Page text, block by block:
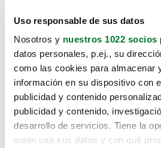
Uso responsable de sus datos
Nosotros y nuestros 1022 socios
datos personales, p.ej., su
como las cookies para almacenar
información en su dispositivo con
publicidad y contenido
publicidad y contenido,
desarrollo de servicios. Tiene la
quién usa sus datos y con qué
Lo sentimos, no
te hemos traido
Pero puedes encontrar el